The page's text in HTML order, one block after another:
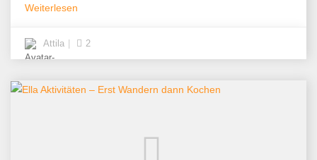
Weiterlesen
Attila 2